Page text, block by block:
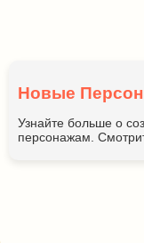
Новые
Узнайте больше о
персонажам.